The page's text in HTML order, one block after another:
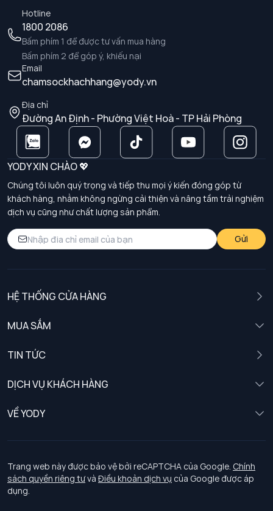
Hotline
1800 2086
Bấm phím 1 để được tư vấn mua hàng
Bấm phím 2 để góp ý, khiếu nại
Email
chamsockhachhang@yody.vn
Địa chỉ
Đường An Định - Phường Việt Hoà - TP Hải Phòng
YODY XIN CHÀO 💖
Chúng tôi luôn quý trọng và tiếp thu mọi ý kiến đóng góp từ
khách hàng, nhằm không ngừng cải thiện và nâng tầm trải nghiệm
dịch vụ cũng như chất lượng sản phẩm.
Gửi
HỆ THỐNG CỬA HÀNG
MUA SẮM
TIN TỨC
DỊCH VỤ KHÁCH HÀNG
Chính sách khách hàng thân thiết
Chính sách bảo vệ dữ liệu cá nhân
Chính sách thanh toán, giao nhận
VỀ YODY
Tuyển dụng
Trang web này được bảo vệ bởi reCAPTCHA của Google. Chính
sách quyền riêng tưvà Điều khoản dịch vụ của Google được áp
dụng.